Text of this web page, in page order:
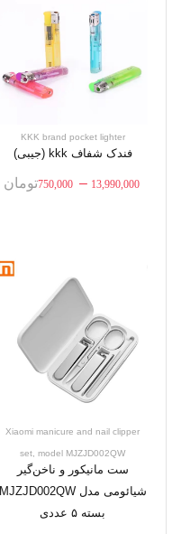
KKK brand pocket lighter
فندک شفاف kkk (جیبی)
13,990,000
–
750,000 تومان
Xiaomi manicure and nail clipper
set, model MJZJD002QW
ست مانیکور و ناخن‌گیر
شیائومی مدل MJZJD002QW
بسته ۵ عددی